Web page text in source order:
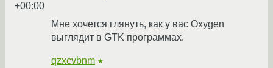
+00:00
Мне хочется глянуть, как у вас Oxygen
выглядит в GTK программах.
qzxcvbnm ★